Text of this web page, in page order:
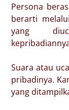
Persona
berarti
yang
Suara atau
pribadinya.
yang